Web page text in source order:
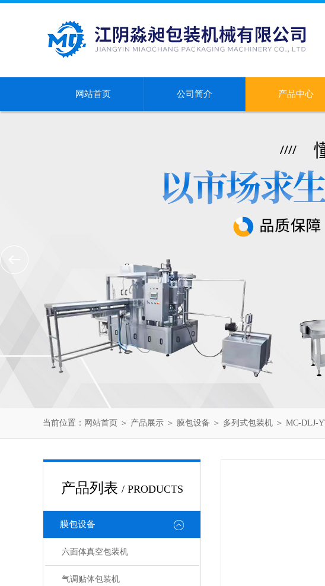
网站首页 公司简介 产品中心
当前位置： 网站首页 ＞ 产品展示 ＞ 膜包设备 ＞ 多列式包装机 ＞ MC-DLJ-
产品列表 / PRODUCTS
膜包设备
六面体真空包装机
气调贴体包装机